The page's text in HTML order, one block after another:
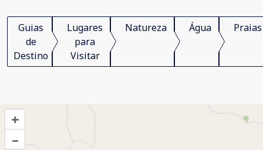
Guias
de
Destino
Lugares
para
Visitar
Natureza Água Praias
+
–